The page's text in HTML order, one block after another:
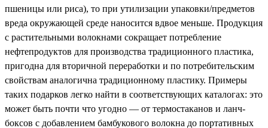
пшеницы или риса), то при утилизации упаковки/предметов
вреда окружающей среде наносится вдвое меньше. Продукция
с растительными волокнами сокращает потребление
нефтепродуктов для производства традиционного пластика,
пригодна для вторичной переработки и по потребительским
свойствам аналогична традиционному пластику. Примеры
таких подарков легко найти в соответствующих каталогах: это
может быть почти что угодно — от термостаканов и ланч-
боксов с добавлением бамбукового волокна до портативных